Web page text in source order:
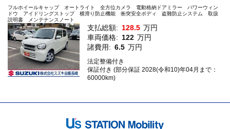
フルホイールキャップ オートライト 全方位カメラ 電動格納ドアミラー パワーウィン
ドウ アイドリングストップ 横滑り防止機能 衝突安全ボディ 盗難防止システム 取扱
説明書 メンテナンスノート
支払総額: 128.5 万円
車両価格: 122 万円
諸費用: 6.5 万円
法定整備付き
保証付き (部分保証 2028(令和10)年04月まで：
60000km)